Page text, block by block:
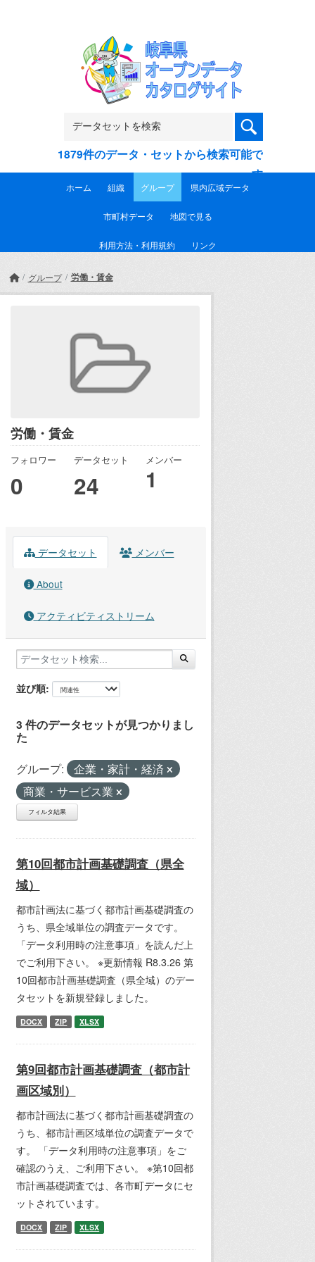
1879件のデータ・セットから検索可能で
す
ホーム 組織 グループ 県内広域データ
市町村データ 地図で見る
利用方法・利用規約 リンク
グループ 労働・賃金
労働・賃金
フォロワー
0
データセット
24
メンバー
1
データセット メンバー
About
アクティビティストリーム
並び順
3 件のデータセットが見つかりまし
た
グループ:
企業・家計・経済
商業・サービス業
フィルタ結果
第10回都市計画基礎調査（県全
域）
都市計画法に基づく都市計画基礎調査の
うち、県全域単位の調査データです。
「データ利用時の注意事項」を読んだ上
でご利用下さい。 ※更新情報 R8.3.26 第
10回都市計画基礎調査（県全域）のデー
タセットを新規登録しました。
DOCX ZIP XLSX
第9回都市計画基礎調査（都市計
画区域別）
都市計画法に基づく都市計画基礎調査の
うち、都市計画区域単位の調査データで
す。 「データ利用時の注意事項」をご
確認のうえ、ご利用下さい。 ※第10回都
市計画基礎調査では、各市町データにセ
ットされています。
DOCX ZIP XLSX